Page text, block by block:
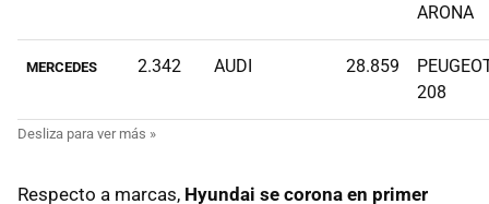
ARONA
MERCEDES 2.342 AUDI 28.859
208
Respecto a marcas, Hyundai se corona en primer